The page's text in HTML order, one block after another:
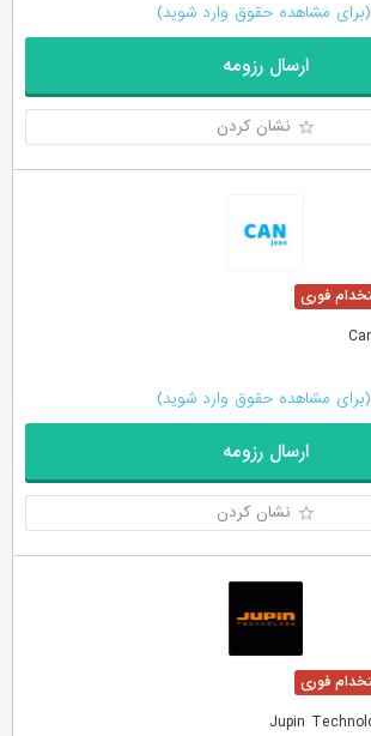
(برای مشاهده حقوق وارد شوید)
ارسال رزومه
نشان کردن
(برای مشاهده حقوق وارد شوید)
ارسال رزومه
نشان کردن